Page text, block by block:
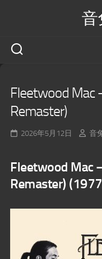
音
Fleetwood Mac
Remaster)
2026年5月12日 音
Fleetwood Mac
Remaster)